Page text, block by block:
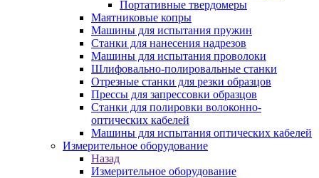
Портативные твердомеры
Маятниковые копры
Машины для испытания пружин
Станки для нанесения надрезов
Машины для испытания проволоки
Шлифовально-полировальные станки
Отрезные станки для резки образцов
Прессы для запрессовки образцов
Станки для полировки волоконно-
оптических кабелей
Машины для испытания оптических кабелей
Измерительное оборудование
Назад
Измерительное оборудование